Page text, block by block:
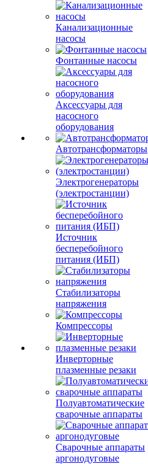
Канализационные
насосы
Фонтанные насосы
Аксессуары для
насосного
оборудования
Автотрансформаторы
Электрогенераторы
(электростанции)
Источник
бесперебойного
питания (ИБП)
Стабилизаторы
напряжения
Компрессоры
Инверторные
плазменные резаки
Полуавтоматические
сварочные аппараты
Сварочные аппараты
аргонодуговые